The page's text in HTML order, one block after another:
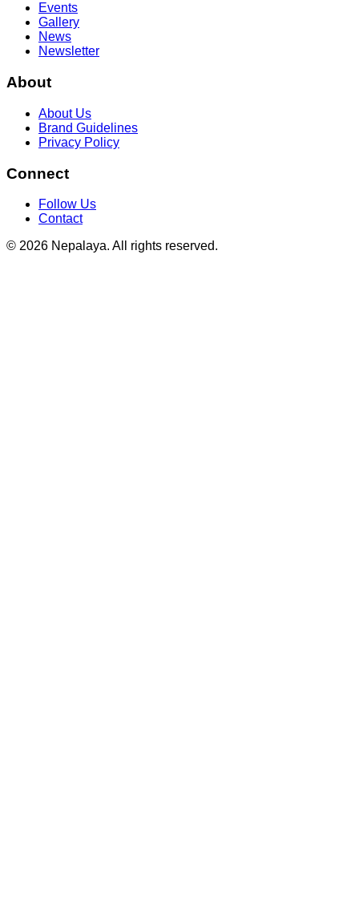
Events
Gallery
News
Newsletter
About
About Us
Brand Guidelines
Privacy Policy
Connect
Follow Us
Contact
© 2026 Nepalaya. All rights reserved.